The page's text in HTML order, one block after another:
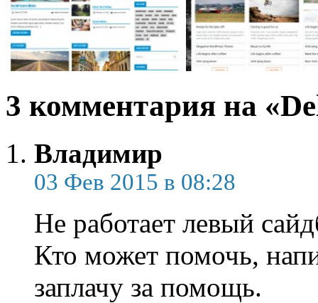
3 комментария на
Владимир
03 Фев 2015 в 08:28
Не работает левый
Кто может помочь,
заплачу за помощь.